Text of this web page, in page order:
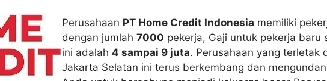
Perusahaan PT Home Credit Indonesia memiliki
dengan jumlah 7000 pekerja, Gaji untuk pekerja baru
ini adalah 4 sampai 9 juta. Perusahaan yang terletak
Jakarta Selatan ini terus berkembang dan